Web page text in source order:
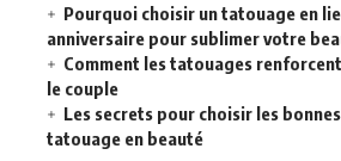
Pourquoi choisir un tatouage en
anniversaire pour sublimer votre
Comment les tatouages
le couple
Les secrets pour choisir les
tatouage en beauté